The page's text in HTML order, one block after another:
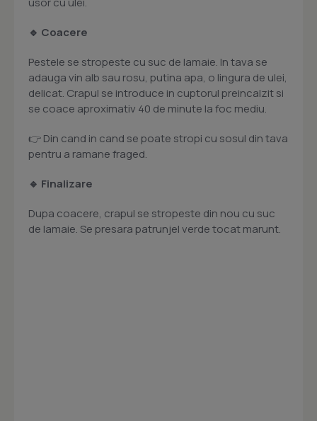
🔹 Coacere
Pestele se stropeste cu suc de lamaie. In tava se
adauga vin alb sau rosu, putina apa, o lingura de ulei,
delicat. Crapul se introduce in cuptorul preincalzit si
se coace aproximativ 40 de minute la foc mediu.
👉 Din cand in cand se poate stropi cu sosul din tava
pentru a ramane fraged.
🔹 Finalizare
Dupa coacere, crapul se stropeste din nou cu suc
de lamaie. Se presara patrunjel verde tocat marunt.